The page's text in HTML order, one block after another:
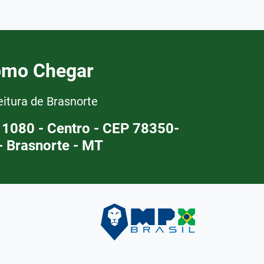
Chegar
de Brasnorte
- Centro - CEP 78350-
Brasnorte - MT